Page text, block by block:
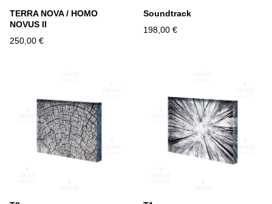
TERRA NOVA / HOMO
NOVUS II
250,00 €
Soundtrack
198,00 €